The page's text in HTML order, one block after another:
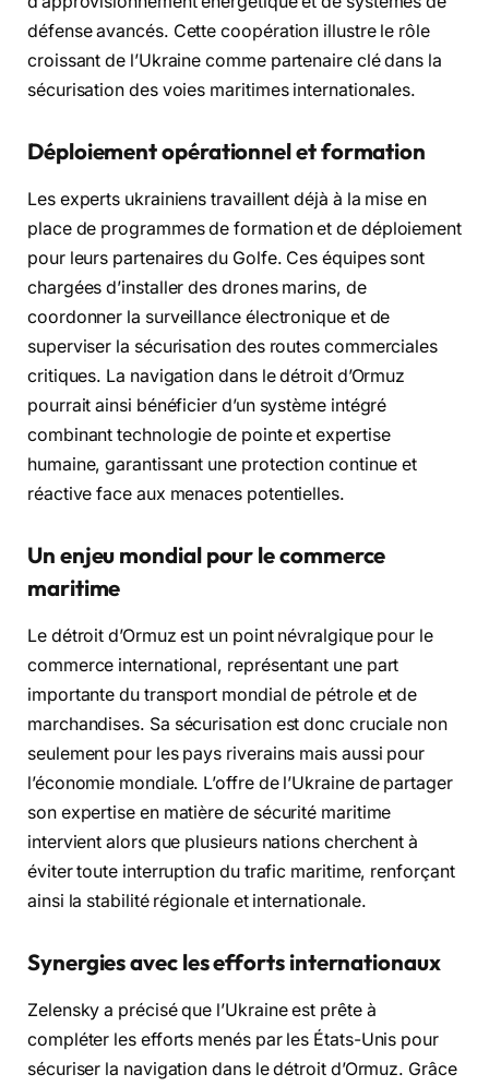
défense avancés. Cette coopération illustre le rôle
croissant de l’Ukraine comme partenaire clé dans la
sécurisation des voies maritimes internationales.
Déploiement opérationnel et formation
Les experts ukrainiens travaillent déjà à la mise en
place de programmes de formation et de déploiement
pour leurs partenaires du Golfe. Ces équipes sont
chargées d’installer des drones marins, de
coordonner la surveillance électronique et de
superviser la sécurisation des routes commerciales
critiques. La navigation dans le détroit d’Ormuz
pourrait ainsi bénéficier d’un système intégré
combinant technologie de pointe et expertise
humaine, garantissant une protection continue et
réactive face aux menaces potentielles.
Un enjeu mondial pour le commerce
maritime
Le détroit d’Ormuz est un point névralgique pour le
commerce international, représentant une part
importante du transport mondial de pétrole et de
marchandises. Sa sécurisation est donc cruciale non
seulement pour les pays riverains mais aussi pour
l’économie mondiale. L’offre de l’Ukraine de partager
son expertise en matière de sécurité maritime
intervient alors que plusieurs nations cherchent à
éviter toute interruption du trafic maritime, renforçant
ainsi la stabilité régionale et internationale.
Synergies avec les efforts internationaux
Zelensky a précisé que l’Ukraine est prête à
compléter les efforts menés par les États-Unis pour
sécuriser la navigation dans le détroit d’Ormuz. Grâce